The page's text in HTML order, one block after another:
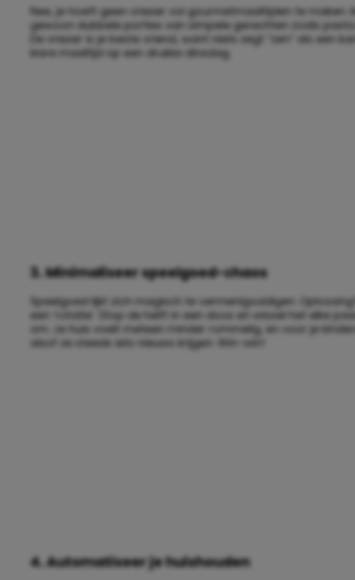
Nee, je hoeft geen vriezer vol gourmetmaaltijden te maken.
gewoon dubbele porties van simpele gerechten zoals
De vriezer is je beste vriend, want niets zegt “zen” als een
klare maaltijd op een drukke dinsdag.
3. Minimaliseer speelgoed-chaos
Speelgoed lijkt zich magisch te vermenigvuldigen.
een ‘rotatie’. Stop de helft in een doos en wissel het elke
om. Je huis voelt meteen minder rommelig, en voor je
alsof ze steeds iets nieuws krijgen. Win-win!
4. Automatiseer je huishouden